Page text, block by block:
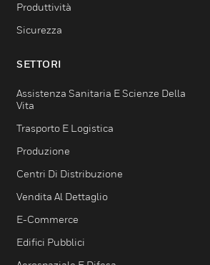
Produttività
Sicurezza
SETTORI
Assistenza Sanitaria E Scienze Della
Vita
Trasporto E Logistica
Produzione
Centri Di Distribuzione
Vendita Al Dettaglio
E-Commerce
Edifici Pubblici